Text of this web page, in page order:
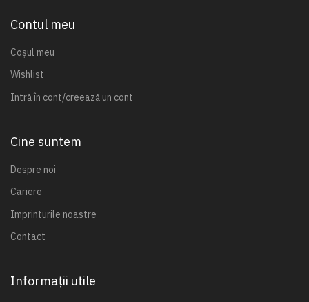
Contul meu
Coșul meu
Wishlist
Intră în cont/creează un cont
Cine suntem
Despre noi
Cariere
Imprinturile noastre
Contact
Informații utile